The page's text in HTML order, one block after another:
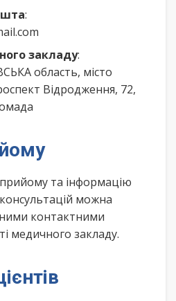
:
закладу:
область, місто
Відродження, 72,
та інформацію
можна
контактними
медичного закладу.